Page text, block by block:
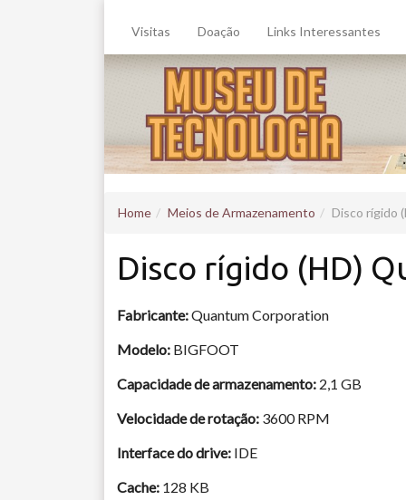
Visitas Doação Links Interessantes
Home Meios de Armazenamento Disco rígido
Disco rígido (HD)
Fabricante:Quantum Corporation
Modelo: BIGFOOT
Capacidade de armazenamento:2,1 GB
Velocidade de rotação:3600 RPM
Interface do drive:IDE
Cache: 128 KB